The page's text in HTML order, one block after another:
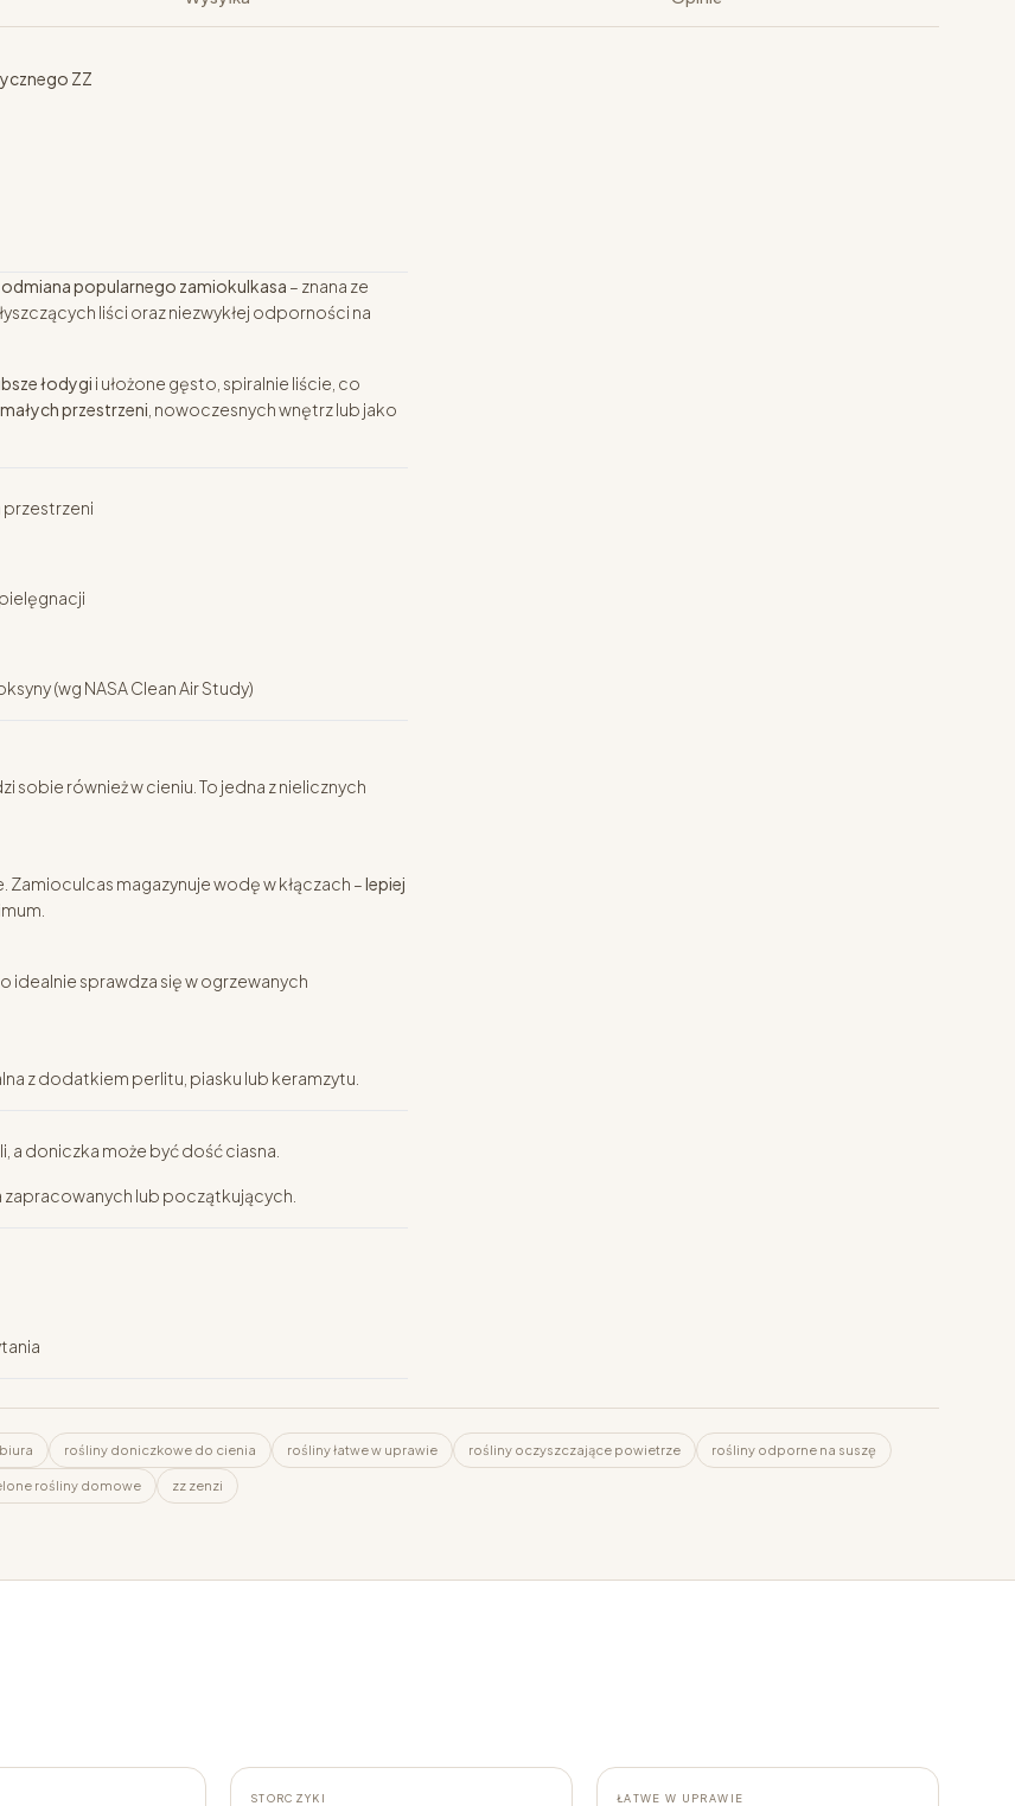
ZZ
popularnego zamiokulkasa – znana ze
liści oraz niezwykłej odporności na
łodygi i ułożone gęsto, spiralnie liście, co
małych przestrzeni , nowoczesnych wnętrz lub jako
przestrzeni
(wg NASA Clean Air Study)
sobie również w cieniu. To jedna z nielicznych
magazynuje wodę w kłączach –lepiej
idealnie sprawdza się w ogrzewanych
z dodatkiem perlitu, piasku lub keramzytu.
a doniczka może być dość ciasna.
zapracowanych lub początkujących.
rośliny doniczkowe do cienia rośliny łatwe w uprawie rośliny oczyszczające powietrze rośliny odporne na suszę
rośliny domowe zz zenzi
-23%
STORCZYKI ŁATWE W UPRAWIE